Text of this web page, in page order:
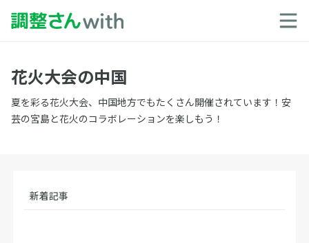
花火大会の中国
夏を彩る花火大会、中国地方でもたくさん開催されています！安
芸の宮島と花火のコラボレーションを楽しもう！
新着記事